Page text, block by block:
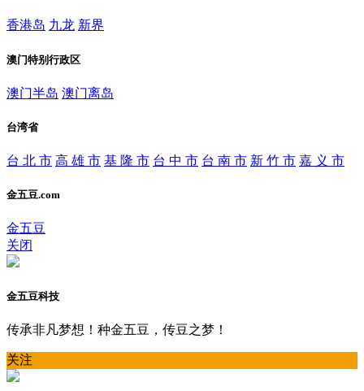
香港岛 九龙 新界
澳门特别行政区
澳门半岛 澳门离岛
台湾省
台 北 市 高 雄 市 基 隆 市 台 中 市 台 南 市 新 竹 市 嘉 义 市
金五豆.com
金五豆
关闭
金五豆科技
传承非凡梦想！种金五豆，传豆之梦！
关注